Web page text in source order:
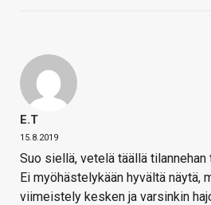
E.T
15.8.2019
Suo siellä, vetelä täällä tilannehan
Ei myöhästelykään hyvältä näytä,
viimeistely kesken ja varsinkin